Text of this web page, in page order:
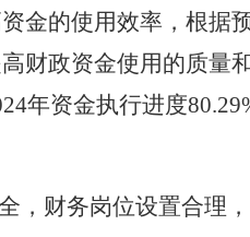
金的使用效率，根据
财政资金使用的质量
年资金执行进度
，财务岗位设置合理